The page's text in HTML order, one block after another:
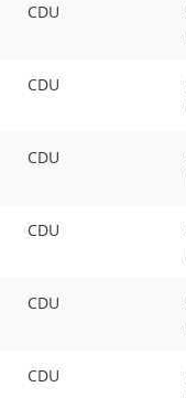
CDU
CDU
CDU
CDU
CDU
CDU